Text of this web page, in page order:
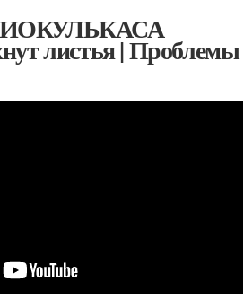
листья | Проблемы